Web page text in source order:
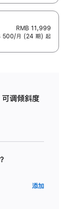
RMB 11,999
500/月 (24 期) 起
调倾斜度
添加